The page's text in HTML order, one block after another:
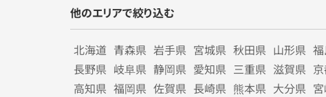
他のエリアで絞り込む
北海道 青森県 岩手県 宮城県 秋田県 山形県
長野県 岐阜県 静岡県 愛知県 三重県 滋賀県
高知県 福岡県 佐賀県 長崎県 熊本県 大分県